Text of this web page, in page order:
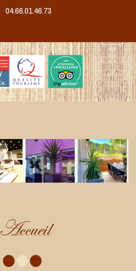
04.66.01.46.73
Accueil